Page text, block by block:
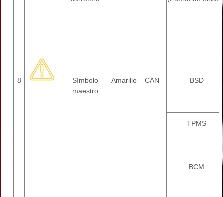
8
Símbolo
maestro
Amarillo CAN BSD
TPMS
BCM